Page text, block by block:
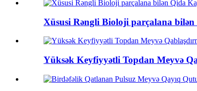
Xüsusi Rəngli Bioloji parçalana bilən
Yüksək Keyfiyyətli Topdan Meyvə